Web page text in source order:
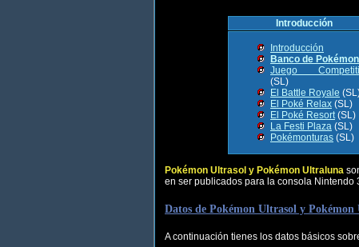
Introducción
Introducción
Banco de Pokémon
Juego
(SL)
El Battle Royale
El Poké Relax (SL)
El Poké Resort(SL)
La Festi Plaza (SL)
Pokémonturas (SL)
Pokémon Ultrasol y Pokémon Ultraluna
en ser publicados para la consola Nintendo
Datos de Pokémon Ultrasol y
A continuación tienes los datos básicos